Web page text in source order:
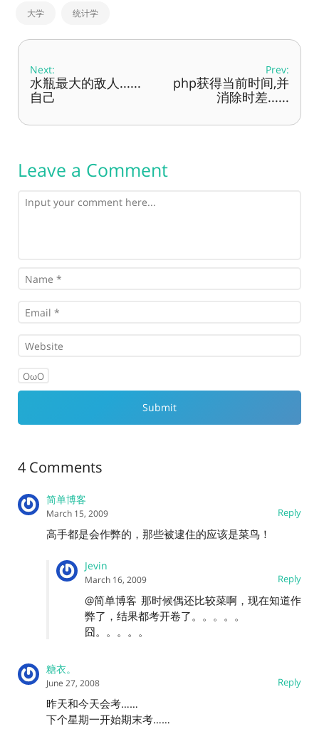
大学 统计学
Next:
水瓶最大的敌人......
自己
Prev:
php获得当前时间,并
消除时差......
Leave a Comment
OωO
4 Comments
简单博客
Reply
March 15, 2009
高手都是会作弊的，那些被逮住的应该是菜鸟！
Jevin
Reply
March 16, 2009
@简单博客 那时候偶还比较菜啊，现在知道作
弊了，结果都考开卷了。。。。。
囧。。。。。
糖衣。
Reply
June 27, 2008
昨天和今天会考……
下个星期一开始期末考……